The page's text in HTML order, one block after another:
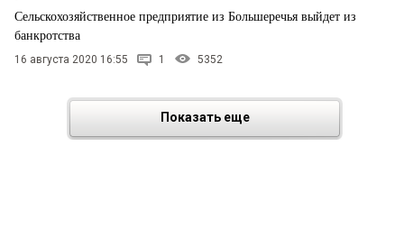
Сельскохозяйственное предприятие из Большеречья выйдет из
банкротства
16 августа 2020 16:55 1 5352
Показать еще